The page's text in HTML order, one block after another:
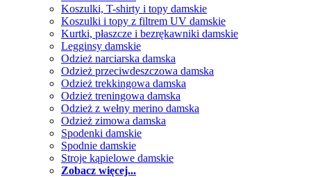
Koszulki, T-shirty i topy damskie
Koszulki i topy z filtrem UV damskie
Kurtki, płaszcze i bezrękawniki damskie
Legginsy damskie
Odzież narciarska damska
Odzież przeciwdeszczowa damska
Odzież trekkingowa damska
Odzież treningowa damska
Odzież z wełny merino damska
Odzież zimowa damska
Spodenki damskie
Spodnie damskie
Stroje kąpielowe damskie
Zobacz więcej...